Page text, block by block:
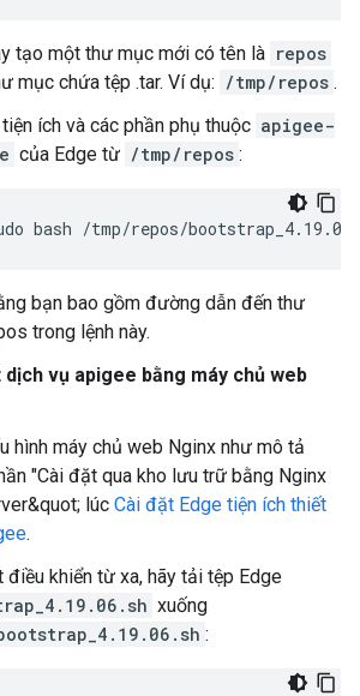
tạo một thư mục mới có tên là repos
mục chứa tệp .tar. Ví dụ: /tmp/repos .
ích và các phần phụ thuộc apigee-
của Edge từ /tmp/repos :
bash /tmp/repos/
bạn bao gồm đường dẫn đến thư
trong lệnh này.
dịch vụ apigee bằng máy chủ web
hình máy chủ web Nginx như mô tả
"Cài đặt qua kho lưu trữ bằng Nginx
lúc Cài đặt Edge tiện ích thiết
.
điều khiển từ xa, hãy tải tệp Edge
xuống
: